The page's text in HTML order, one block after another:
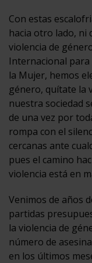
Con estas
hacia otro lado, ni
violencia de
Internacional para
la Mujer, hemos
género, quítate la
nuestra sociedad
de una vez por
rompa con el
cercanas ante
pues el camino
violencia está en
Venimos de años
partidas
la violencia de
número de
en los últimos